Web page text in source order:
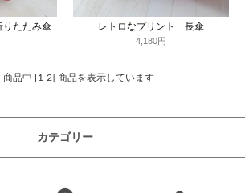
たたみ傘
レトロなプリント 長傘
4,180円
商品中 [1-2] 商品を表示しています
カテゴリー